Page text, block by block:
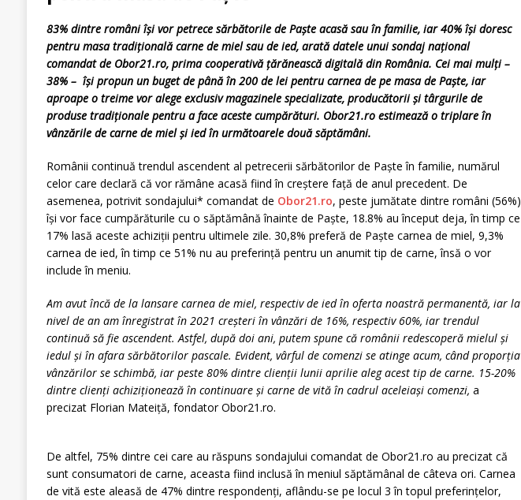
83% dintre români își vor petrece sărbătorile de Paște acasă sau în familie, iar 40% își doresc
pentru masa tradițională carne de miel sau de ied, arată datele unui sondaj național
comandat de Obor21.ro, prima cooperativă țărănească digitală din România. Cei mai mulți –
38% – își propun un buget de până în 200 de lei pentru carnea de pe masa de Paște, iar
aproape o treime vor alege exclusiv magazinele specializate, producătorii și târgurile de
produse tradiționale pentru a face aceste cumpărături. Obor21.ro estimează o triplare în
vânzările de carne de miel și ied în următoarele două săptămâni.
Românii continuă trendul ascendent al petrecerii sărbătorilor de Paște în familie, numărul
celor care declară că vor rămâne acasă fiind în creștere față de anul precedent. De
asemenea, potrivit sondajului* comandat de Obor21.ro, peste jumătate dintre români (56%)
își vor face cumpărăturile cu o săptămână înainte de Paște, 18.8% au început deja, în timp ce
17% lasă aceste achiziții pentru ultimele zile. 30,8% preferă de Paște carnea de miel, 9,3%
carnea de ied, în timp ce 51% nu au preferință pentru un anumit tip de carne, însă o vor
include în meniu.
Am avut încă de la lansare carnea de miel, respectiv de ied în oferta noastră permanentă, iar la
nivel de an am înregistrat în 2021 creșteri în vânzări de 16%, respectiv 60%, iar trendul
continuă să fie ascendent. Astfel, după doi ani, putem spune că românii redescoperă mielul și
iedul și în afara sărbătorilor pascale. Evident, vârful de comenzi se atinge acum, când proporția
vânzărilor se schimbă, iar peste 80% dintre clienții lunii aprilie aleg acest tip de carne. 15-20%
dintre clienți achiziționează în continuare și carne de vită în cadrul aceleiași comenzi, a
precizat Florian Mateiță, fondator Obor21.ro.
De altfel, 75% dintre cei care au răspuns sondajului comandat de Obor21.ro au precizat că
sunt consumatori de carne, aceasta fiind inclusă în meniul săptămânal de câteva ori. Carnea
de vită este aleasă de 47% dintre respondenți, aflându-se pe locul 3 în topul preferințelor,